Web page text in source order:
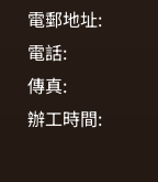
電郵地址:
電話:
傳真:
辦工時間: